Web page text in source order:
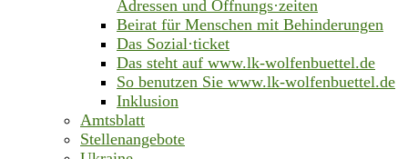
Adressen und Öffnungs·zeiten
Beirat für Menschen mit Behinderungen
Das Sozial·ticket
Das steht auf www.lk-wolfenbuettel.de
So benutzen Sie www.lk-wolfenbuettel.de
Inklusion
Amtsblatt
Stellenangebote